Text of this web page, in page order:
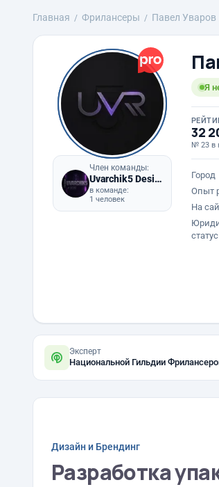
Главная Фрилансеры Павел Уваров
Член команды:
Uvarchik5 Design
в команде:
1 человек
Я
32
№ 23 в
Город
Опыт
На
статус
Эксперт
Национальной Гильдии
Дизайн и Брендинг
Разработка